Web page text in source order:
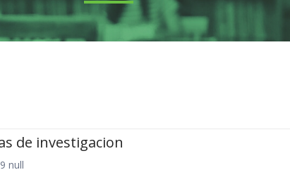
de investigacion
null